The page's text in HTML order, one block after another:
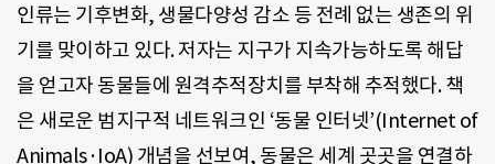
인류는 기후변화, 생물다양성 감소 등 전례 없는 생존의 위
기를 맞이하고 있다. 저자는 지구가 지속가능하도록 해답
을 얻고자 동물들에 원격추적장치를 부착해 추적했다. 책
은 새로운 범지구적 네트워크인 ‘동물 인터넷’(Internet of
Animals·IoA) 개념을 선보여, 동물은 세계 곳곳을 연결하